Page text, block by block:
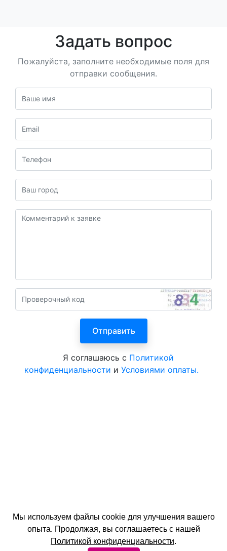
Мы используем файлы cookie для улучшения вашего
опыта. Продолжая, вы соглашаетесь с нашей
Политикой конфиденциальности.
Задать вопрос
Пожалуйста, заполните необходимые поля для
отправки сообщения.
Я соглашаюсь с Политикой
конфиденциальности и Условиями оплаты.
© 2026 год. Официальный сайт ЦентрКурорт.